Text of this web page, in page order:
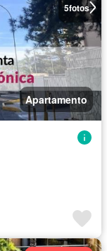
5fotos
Apartamento